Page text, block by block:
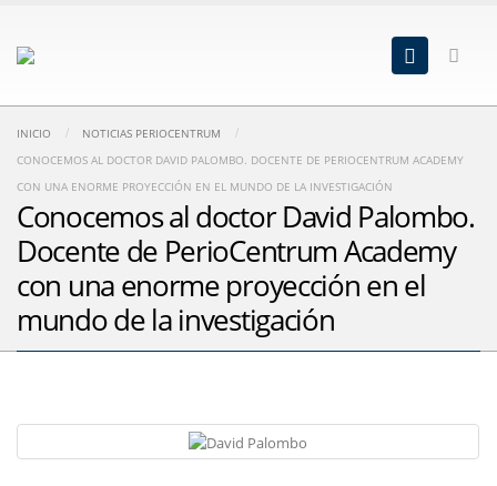
INICIO
NOTICIAS PERIOCENTRUM
CONOCEMOS AL DOCTOR DAVID PALOMBO. DOCENTE DE PERIOCENTRUM ACADEMY
CON UNA ENORME PROYECCIÓN EN EL MUNDO DE LA INVESTIGACIÓN
Conocemos al doctor David Palombo.
Docente de PerioCentrum Academy
con una enorme proyección en el
mundo de la investigación